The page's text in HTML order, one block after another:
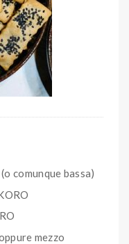
comunque bassa)
mezzo